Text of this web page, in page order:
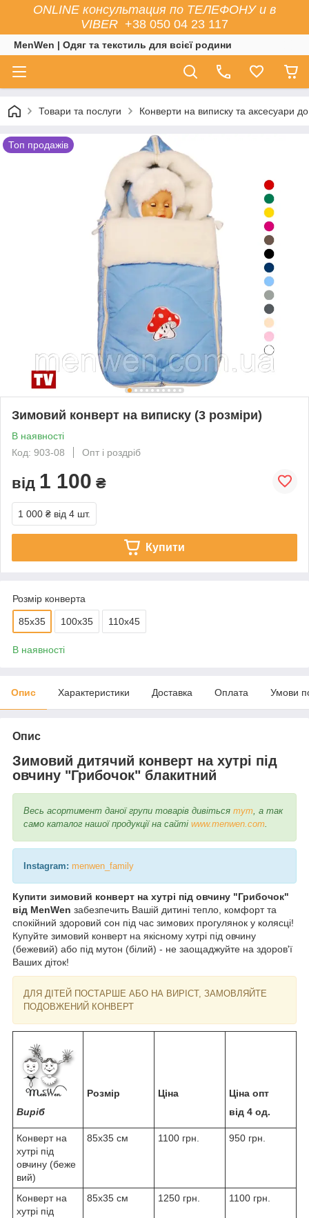
ONLINE консультация по ТЕЛЕФОНУ и в
VIBER +38 050 04 23 117
MenWen | Одяг та текстиль для всієї родини
Товари та послуги Конверти на виписку та аксесуари
Топ продажів
Зимовий конверт на виписку (3 розміри)
В наявності
Код: 903-08
Опт і роздріб
від 1 100 ₴
1 000 ₴ від 4 шт.
Купити
Розмір конверта
85х35 100х35 110х45
В наявності
Опис Характеристики Доставка Оплата Умови
Опис
Зимовий дитячий конверт на хутрі під
овчину "Грибочок" блакитний
Весь асортимент даної групи товарів дивіться тут, а так
само каталог нашої продукції на сайті www.menwen.com.
Instagram: menwen_family
Купити зимовий конверт на хутрі під овчину "Грибочок"
від MenWen забезпечить Вашій дитині тепло, комфорт та
спокійний здоровий сон під час зимових прогулянок у колясці!
Купуйте зимовий конверт на якісному хутрі під овчину
(бежевий) або під мутон (білий) - не заощаджуйте на здоров'ї
Ваших діток!
ДЛЯ ДІТЕЙ ПОСТАРШЕ АБО НА ВИРІСТ, ЗАМОВЛЯЙТЕ
ПОДОВЖЕНИЙ КОНВЕРТ
Виріб
Розмір Ціна
Ціна опт
від 4 од.
Конверт на
хутрі під
овчину (беже
вий)
85x35 см 1100 грн. 950 грн.
Конверт на
хутрі під
85x35 см 1250 грн. 1100 грн.